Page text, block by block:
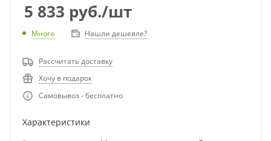
5 833 руб./шт
Много Нашли дешевле?
Рассчитать доставку
Хочу в подарок
Самовывоз - бесплатно
Характеристики